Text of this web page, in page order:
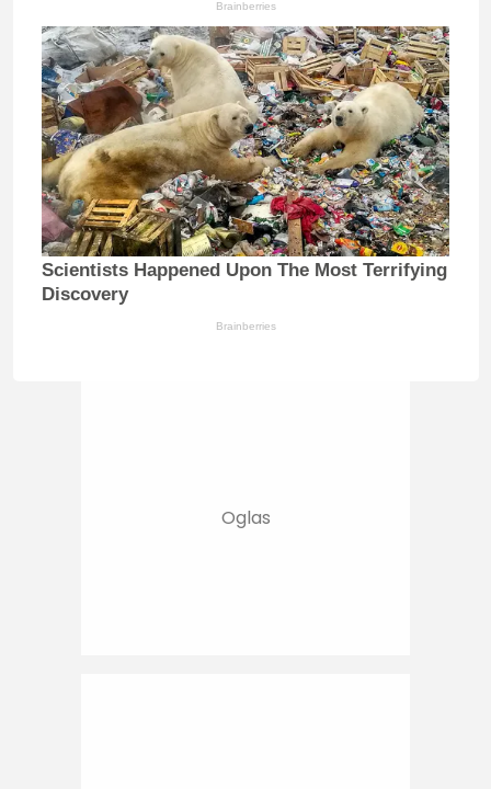
Brainberries
Scientists Happened Upon The Most Terrifying
Discovery
Brainberries